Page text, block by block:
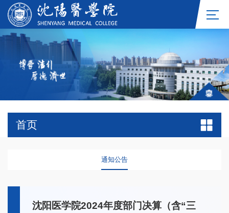
首页
通知公告
沈阳医学院2024年度部门决算（含“三